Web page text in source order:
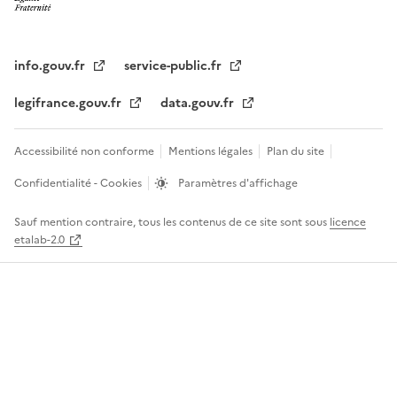
info.gouv.fr
service-public.fr
legifrance.gouv.fr
data.gouv.fr
Accessibilité non conforme Mentions légales
Plan du site
Confidentialité - Cookies
Paramètres d'affichage
Sauf mention contraire, tous les contenus de ce site sont sous licence
etalab-2.0